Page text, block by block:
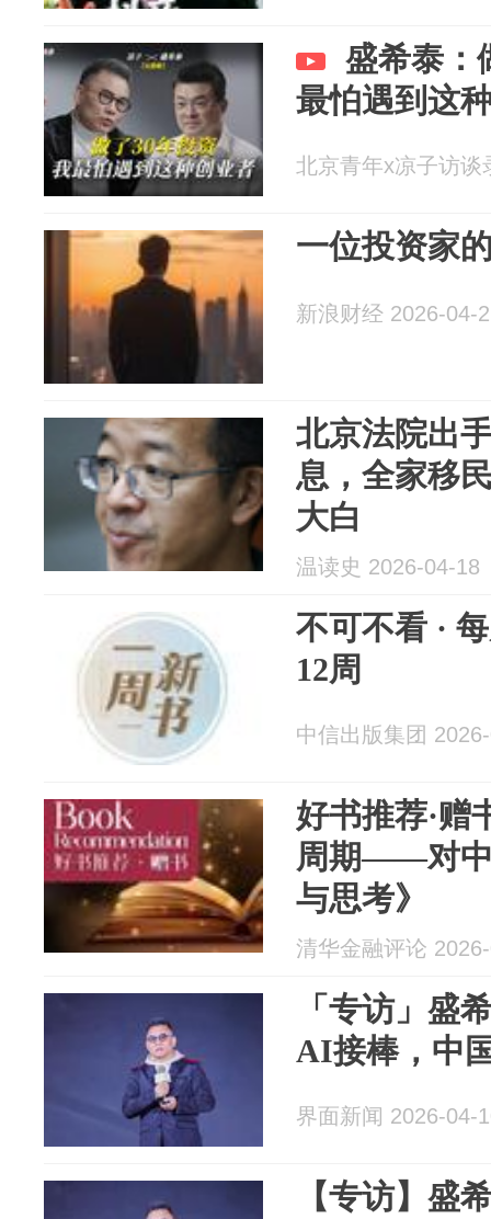
盛希泰：
最怕遇到这
北京青年x凉子访谈
一位投资家
新浪财经 2026-04-
北京法院出
息，全家移
大白
温读史 2026-04-18
不可不看 ·
12周
中信出版集团
好书推荐·赠
周期——对中
与思考》
清华金融评论
「专访」盛
AI接棒，中
界面新闻 2026-04-
【专访】盛